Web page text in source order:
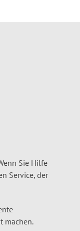
Sie Hilfe
Service, der
machen.